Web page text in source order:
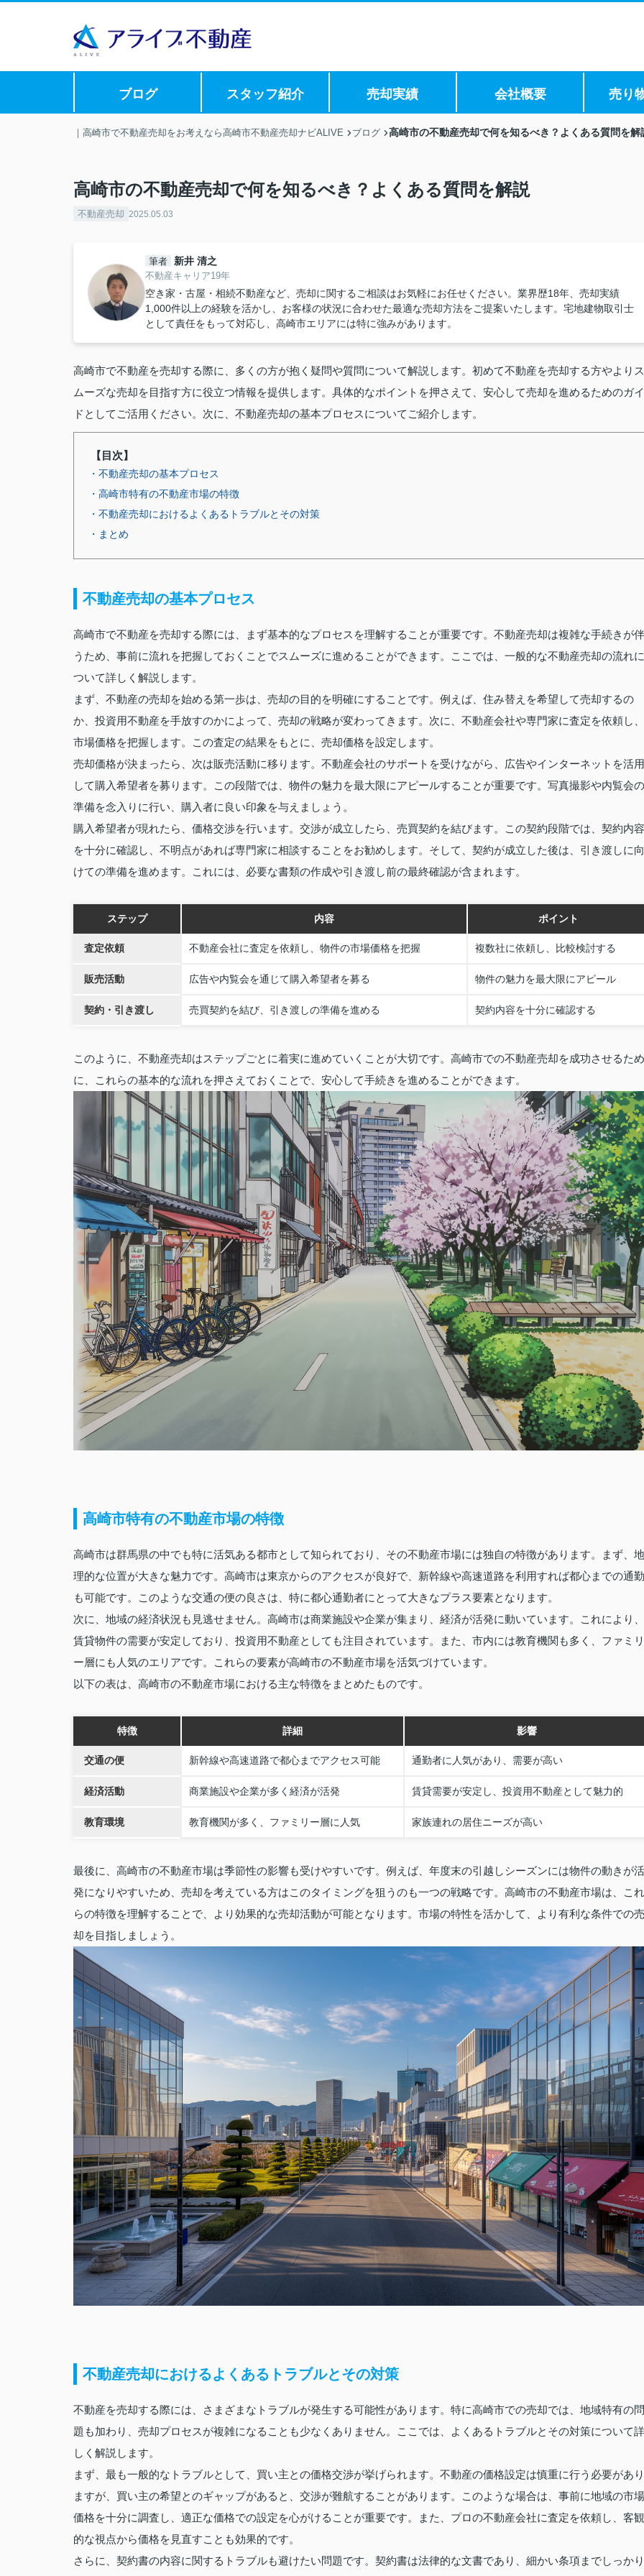
ブログ スタッフ紹介 売却実績 会社概要 売り
｜高崎市で不動産売却をお考えなら高崎市不動産売却ナビALIVE ブログ 高崎市の不動産売却で何を知るべき？よくある質問を解
高崎市の不動産売却で何を知るべき？よくある質問を解説
不動産売却 2025.05.03
筆者 新井 清之
不動産キャリア19年
空き家・古屋・相続不動産など、売却に関するご相談はお気軽にお任せください。業界歴18年、売却実績
1,000件以上の経験を活かし、お客様の状況に合わせた最適な売却方法をご提案いたします。宅地建物取引士
として責任をもって対応し、高崎市エリアには特に強みがあります。
高崎市で不動産を売却する際に、多くの方が抱く疑問や質問について解説します。初めて不動産を売却する方やよりス
ムーズな売却を目指す方に役立つ情報を提供します。具体的なポイントを押さえて、安心して売却を進めるためのガイ
ドとしてご活用ください。次に、不動産売却の基本プロセスについてご紹介します。
【目次】
・不動産売却の基本プロセス
・高崎市特有の不動産市場の特徴
・不動産売却におけるよくあるトラブルとその対策
・まとめ
不動産売却の基本プロセス
高崎市で不動産を売却する際には、まず基本的なプロセスを理解することが重要です。不動産売却は複雑な手続きが伴
うため、事前に流れを把握しておくことでスムーズに進めることができます。ここでは、一般的な不動産売却の流れに
ついて詳しく解説します。
まず、不動産の売却を始める第一歩は、売却の目的を明確にすることです。例えば、住み替えを希望して売却するの
か、投資用不動産を手放すのかによって、売却の戦略が変わってきます。次に、不動産会社や専門家に査定を依頼し、
市場価格を把握します。この査定の結果をもとに、売却価格を設定します。
売却価格が決まったら、次は販売活動に移ります。不動産会社のサポートを受けながら、広告やインターネットを活用
して購入希望者を募ります。この段階では、物件の魅力を最大限にアピールすることが重要です。写真撮影や内覧会の
準備を念入りに行い、購入者に良い印象を与えましょう。
購入希望者が現れたら、価格交渉を行います。交渉が成立したら、売買契約を結びます。この契約段階では、契約内容
を十分に確認し、不明点があれば専門家に相談することをお勧めします。そして、契約が成立した後は、引き渡しに向
けての準備を進めます。これには、必要な書類の作成や引き渡し前の最終確認が含まれます。
ステップ 内容 ポイント
査定依頼 不動産会社に査定を依頼し、物件の市場価格を把握 複数社に依頼し、比較検討する
販売活動 広告や内覧会を通じて購入希望者を募る 物件の魅力を最大限にアピール
契約・引き渡し 売買契約を結び、引き渡しの準備を進める 契約内容を十分に確認する
このように、不動産売却はステップごとに着実に進めていくことが大切です。高崎市での不動産売却を成功させるため
に、これらの基本的な流れを押さえておくことで、安心して手続きを進めることができます。
高崎市特有の不動産市場の特徴
高崎市は群馬県の中でも特に活気ある都市として知られており、その不動産市場には独自の特徴があります。まず、地
理的な位置が大きな魅力です。高崎市は東京からのアクセスが良好で、新幹線や高速道路を利用すれば都心までの通勤
も可能です。このような交通の便の良さは、特に都心通勤者にとって大きなプラス要素となります。
次に、地域の経済状況も見逃せません。高崎市は商業施設や企業が集まり、経済が活発に動いています。これにより、
賃貸物件の需要が安定しており、投資用不動産としても注目されています。また、市内には教育機関も多く、ファミリ
ー層にも人気のエリアです。これらの要素が高崎市の不動産市場を活気づけています。
以下の表は、高崎市の不動産市場における主な特徴をまとめたものです。
特徴 詳細 影響
交通の便 新幹線や高速道路で都心までアクセス可能 通勤者に人気があり、需要が高い
経済活動 商業施設や企業が多く経済が活発 賃貸需要が安定し、投資用不動産として魅力的
教育環境 教育機関が多く、ファミリー層に人気 家族連れの居住ニーズが高い
最後に、高崎市の不動産市場は季節性の影響も受けやすいです。例えば、年度末の引越しシーズンには物件の動きが活
発になりやすいため、売却を考えている方はこのタイミングを狙うのも一つの戦略です。高崎市の不動産市場は、これ
らの特徴を理解することで、より効果的な売却活動が可能となります。市場の特性を活かして、より有利な条件での売
却を目指しましょう。
不動産売却におけるよくあるトラブルとその対策
不動産を売却する際には、さまざまなトラブルが発生する可能性があります。特に高崎市での売却では、地域特有の問
題も加わり、売却プロセスが複雑になることも少なくありません。ここでは、よくあるトラブルとその対策について詳
しく解説します。
まず、最も一般的なトラブルとして、買い主との価格交渉が挙げられます。不動産の価格設定は慎重に行う必要があり
ますが、買い主の希望とのギャップがあると、交渉が難航することがあります。このような場合は、事前に地域の市場
価格を十分に調査し、適正な価格での設定を心がけることが重要です。また、プロの不動産会社に査定を依頼し、客観
的な視点から価格を見直すことも効果的です。
さらに、契約書の内容に関するトラブルも避けたい問題です。契約書は法律的な文書であり、細かい条項までしっかり